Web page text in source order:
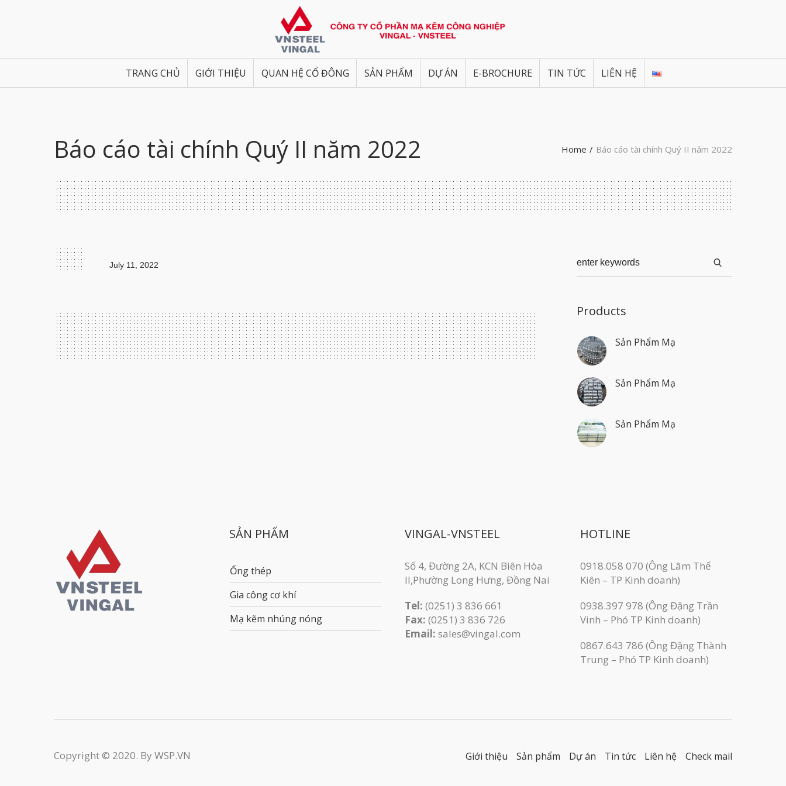
TRANG CHỦ GIỚI THIỆU QUAN HỆ CỔ ĐÔNG SẢN PHẨM DỰ ÁN E-BROCHURE TIN TỨC LIÊN HỆ
Báo cáo tài chính Quý II năm 2022 Home / Báo cáo tài chính Quý II năm 2022
July 11, 2022
Products
Sản Phẩm Mạ
Sản Phẩm Mạ
Sản Phẩm Mạ
SẢN PHẨM
Ống thép
Gia công cơ khí
Mạ kẽm nhúng nóng
VINGAL-VNSTEEL
Số 4, Đường 2A, KCN Biên Hòa
II,Phường Long Hưng, Đồng Nai
Tel: (0251) 3 836 661
Fax: (0251) 3 83​6 726
Email: sales@vingal.com
HOTLINE
0918.058 070 (Ông Lâm Thế
Kiên – TP Kinh doanh)
0938.397 978 (Ông Đặng Trần
Vinh – Phó TP Kinh doanh)
0867.643 786 (Ông Đặng Thành
Trung – Phó TP Kinh doanh)
Giới thiệu Sản phẩm Dự án Tin tức Liên hệ Check mail
Copyright © 2020. By WSP.VN